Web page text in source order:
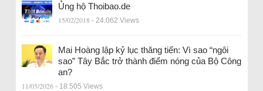
Ủng hộ Thoibao.de
15/02/2018 - 24.062 Views
Mai Hoàng lập kỷ lục thăng tiến: Vì sao “ngôi
sao” Tây Bắc trở thành điểm nóng của Bộ Công
an?
11/05/2026 - 18.505 Views